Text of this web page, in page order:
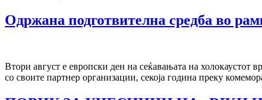
Одржана подготвителна средба во
Втори август е европски ден на сеќавањата на
со своите партнер организации, секоја година преку